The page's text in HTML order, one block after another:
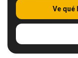
Ve qué